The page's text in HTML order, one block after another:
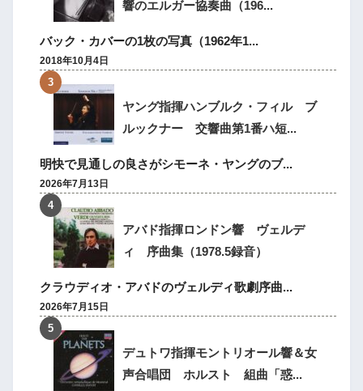
響のエルガー協奏曲（196...
バック・カバーの1枚の写真（1962年1...
2018年10月4日
ヤング指揮ハンブルク・フィル ブ
ルックナー 交響曲第1番ハ短...
明快で見通しの良さがシモーネ・ヤングのブ...
2026年7月13日
アバド指揮ロンドン響 ヴェルデ
ィ 序曲集（1978.5録音）
クラウディオ・アバドのヴェルディ歌劇序曲...
2026年7月15日
デュトワ指揮モントリオール響＆女
声合唱団 ホルスト 組曲「惑...